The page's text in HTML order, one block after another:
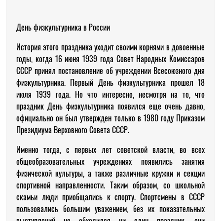
День физкультурника в России
История этого праздника уходит своими корнями в довоенные
годы, когда 16 июня 1939 года Совет Народных Комиссаров
СССР принял постановление об учреждении Всесоюзного дня
физкультурника. Первый День физкультурника прошел 18
июля 1939 года. Но что интересно, несмотря на то, что
праздник День физкультурника появился еще очень давно,
официально он был утвержден только в 1980 году Приказом
Президиума Верховного Совета СССР.
Именно тогда, с первых лет советской власти, во всех
общеобразовательных учреждениях появились занятия
физической культуры, а также различные кружки и секции
спортивной направленности. Таким образом, со школьной
скамьи люди приобщались к спорту. Спортсмены в СССР
пользовались большим уважением, без их показательных